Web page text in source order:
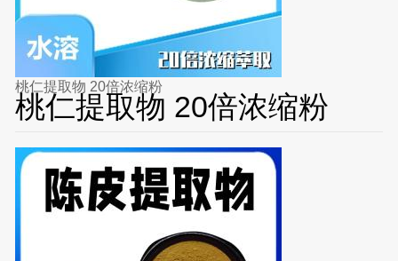
桃仁提取物 20倍浓缩粉
桃仁提取物 20倍浓缩粉